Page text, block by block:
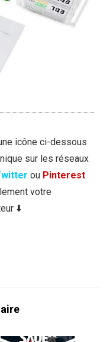
icône ci-dessous
sur les réseaux
ou Pinterest
votre
⬇️